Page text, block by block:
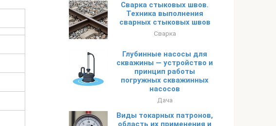
Сварка стыковых швов.
Техника выполнения
сварных стыковых швов
Сварка
Глубинные насосы для
скважины — устройство и
принцип работы
погружных скважинных
насосов
Дача
Виды токарных патронов,
область их применения и